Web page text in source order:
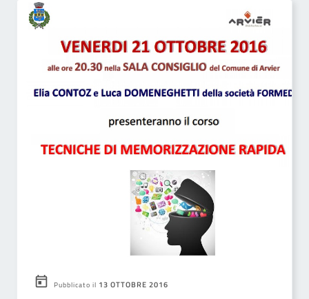
Pubblicato il 13 OTTOBRE 2016